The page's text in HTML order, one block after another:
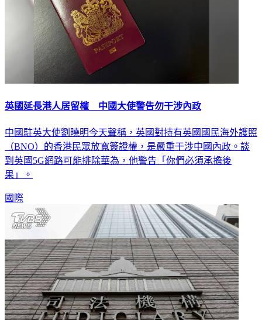
英國延長港人居留權 中國大使警告勿干涉內政
中國駐英大使劉曉明今天聲稱，英國對持有英國國民海外護照
（BNO）的香港民眾放寬簽證權，是嚴重干涉中國內政。談
到英國5G網路可能排除華為，他警告「你們必須承擔後
果」。
國際